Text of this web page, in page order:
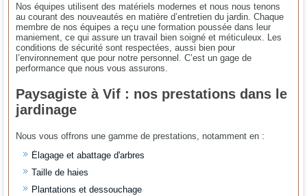
Nos équipes utilisent des matériels modernes et nous nous tenons
au courant des nouveautés en matière d’entretien du jardin. Chaque
membre de nos équipes a reçu une formation poussée dans leur
maniement, ce qui assure un travail bien soigné et méticuleux. Les
conditions de sécurité sont respectées, aussi bien pour
l’environnement que pour notre personnel. C’est un gage de
performance que nous vous assurons.
Paysagiste à Vif : nos prestations dans le
jardinage
Nous vous offrons une gamme de prestations, notamment en :
Élagage et abattage d'arbres
Taille de haies
Plantations et dessouchage